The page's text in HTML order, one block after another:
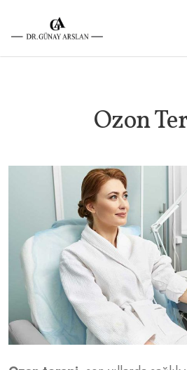
Ozon